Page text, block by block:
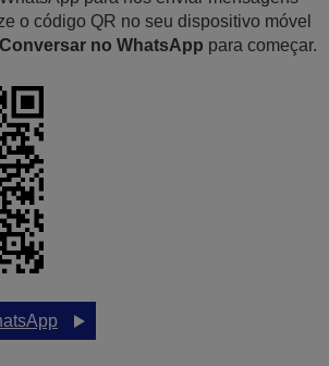
o código QR no seu dispositivo móvel
Conversar no WhatsApp para começar.